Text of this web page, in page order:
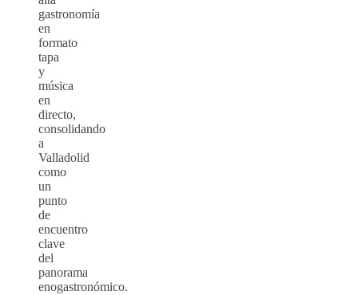
gastronomía
en
formato
tapa
y
música
en
directo,
consolidando
a
Valladolid
como
un
punto
de
encuentro
clave
del
panorama
enogastronómico.